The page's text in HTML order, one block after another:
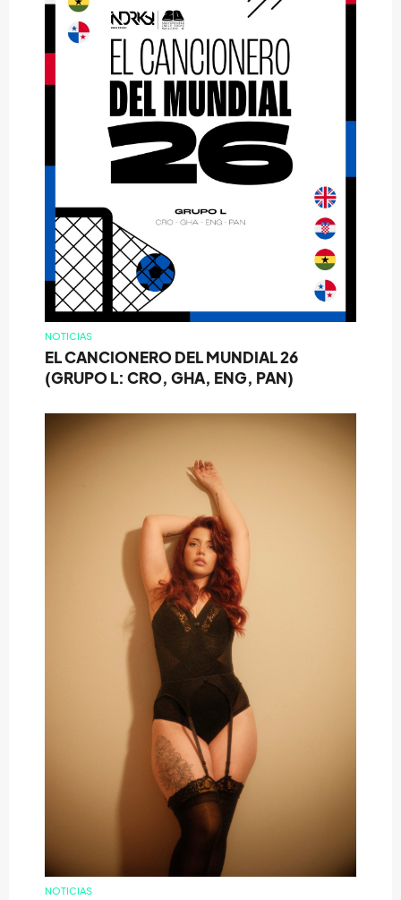
NOTICIAS
EL CANCIONERO DEL MUNDIAL 26
(GRUPO L: CRO, GHA, ENG, PAN)
NOTICIAS